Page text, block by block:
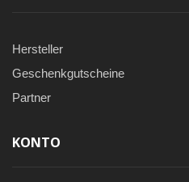
Hersteller
Geschenkgutscheine
Partner
KONTO